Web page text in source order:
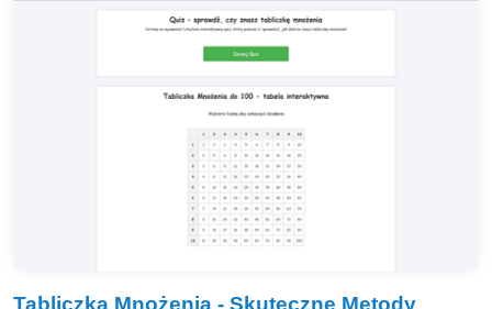
Tabliczka Mnożenia - Skuteczne Metody